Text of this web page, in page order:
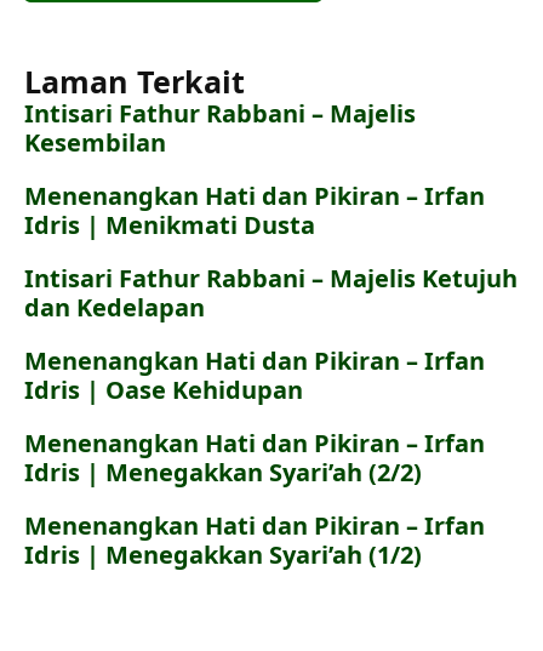
Laman Terkait
Intisari Fathur Rabbani – Majelis
Kesembilan
Menenangkan Hati dan Pikiran – Irfan
Idris | Menikmati Dusta
Intisari Fathur Rabbani – Majelis Ketujuh
dan Kedelapan
Menenangkan Hati dan Pikiran – Irfan
Idris | Oase Kehidupan
Menenangkan Hati dan Pikiran – Irfan
Idris | Menegakkan Syari’ah (2/2)
Menenangkan Hati dan Pikiran – Irfan
Idris | Menegakkan Syari’ah (1/2)